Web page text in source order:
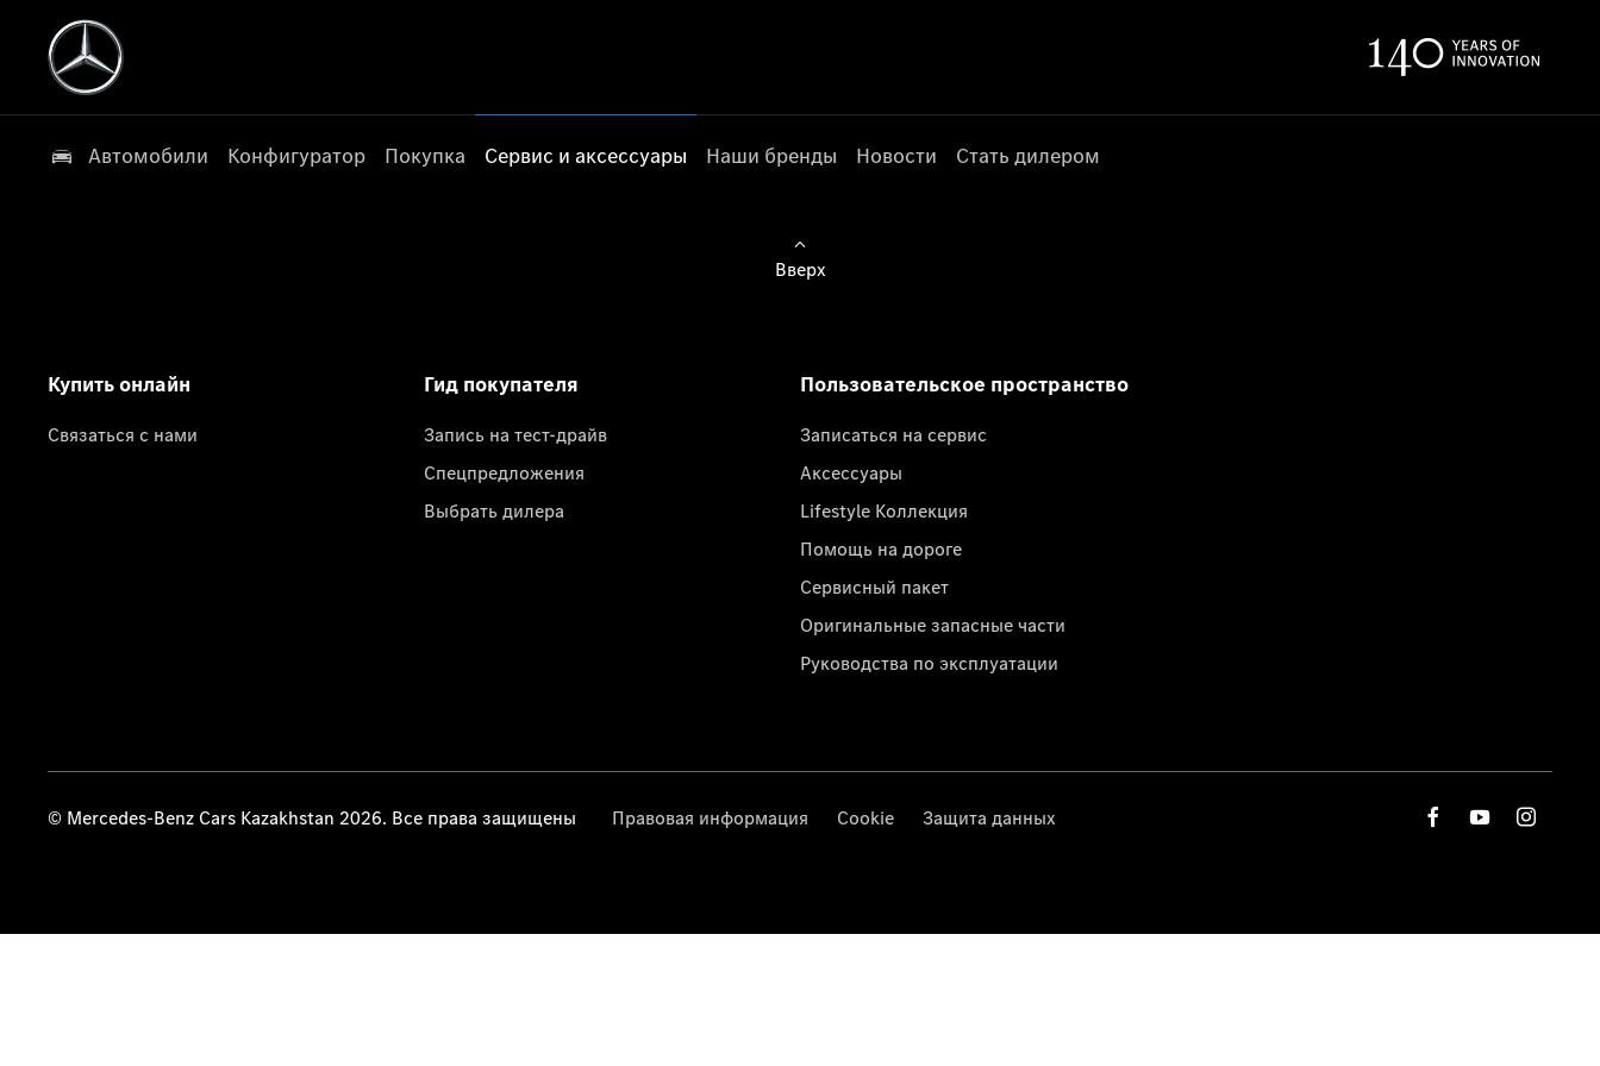
Автомобили Конфигуратор Покупка Сервис и аксессуары Наши бренды Новости Стать дилером
Вверх
Купить онлайн
Связаться с нами
Гид покупателя
Запись на тест-драйв
Спецпредложения
Выбрать дилера
Пользовательское пространство
Записаться на сервис
Аксессуары
Lifestyle Коллекция
Помощь на дороге
Сервисный пакет
Оригинальные запасные части
Руководства по эксплуатации
© Mercedes-Benz Cars Kazakhstan 2026. Все права защищены Правовая информация Cookie Защита данных